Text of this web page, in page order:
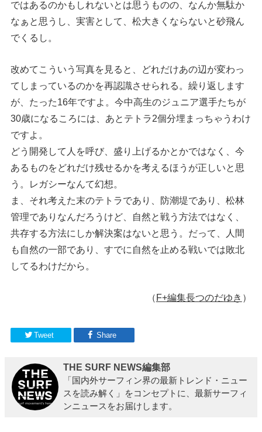
ではあるのかもしれないとは思うものの、なんか無駄か
なぁと思うし、実害として、松大きくならないと砂飛ん
でくるし。
改めてこういう写真を見ると、どれだけあの辺が変わっ
てしまっているのかを再認識させられる。繰り返します
が、たった16年ですよ。今中高生のジュニア選手たちが
30歳になるころには、あとテトラ2個分埋まっちゃうわけ
ですよ。
どう開発して人を呼び、盛り上げるかとかではなく、今
あるものをどれだけ残せるかを考えるほうが正しいと思
う。レガシーなんて幻想。
ま、それ考えた末のテトラであり、防潮堤であり、松林
管理でありなんだろうけど、自然と戦う方法ではなく、
共存する方法にしか解決案はないと思う。だって、人間
も自然の一部であり、すでに自然を止める戦いでは敗北
してるわけだから。
（ F+編集長つのだゆき ）
Tweet Share
THE SURF NEWS編集部
「国内外サーフィン界の最新トレンド・ニュー
スを読み解く」をコンセプトに、最新サーフィ
ンニュースをお届けします。